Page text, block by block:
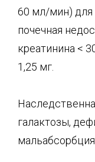
60 мл/мин) для
почечная
креатинина <
1,25 мг.
галактозы,